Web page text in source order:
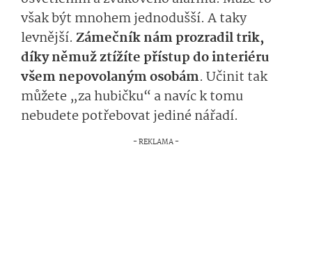
však být mnohem jednodušší. A taky
levnější. Zámečník nám prozradil trik,
díky němuž ztížíte přístup do interiéru
všem nepovolaným osobám. Učinit tak
můžete „za hubičku“ a navíc k tomu
nebudete potřebovat jediné nářadí.